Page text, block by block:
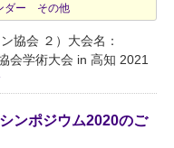
ダー その他
協会 ２）大会名：
会学術大会 in 高知 2021
ンポジウム2020のご